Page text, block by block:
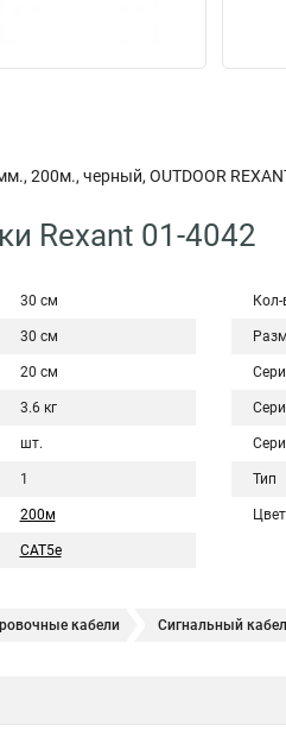
200м., черный, OUTDOOR
Rexant 01-4042
30 см
30 см
20 см
3.6 кг
шт.
1
200м
CAT5e
Тип
Цвет
кабели Сигнальный